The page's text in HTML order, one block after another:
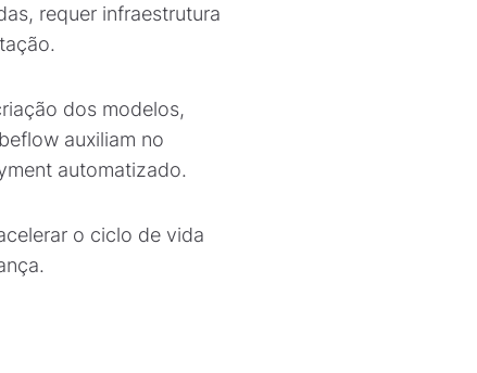
requer infraestrutura
dos modelos,
auxiliam no
automatizado.
o ciclo de vida